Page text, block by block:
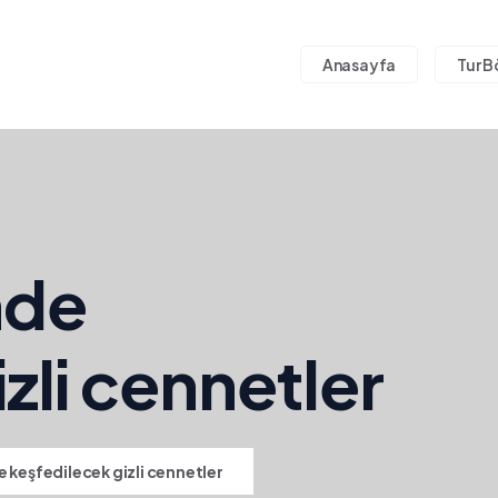
Anasayfa Tur
cennetler
keşfedilecek gizli cennetler